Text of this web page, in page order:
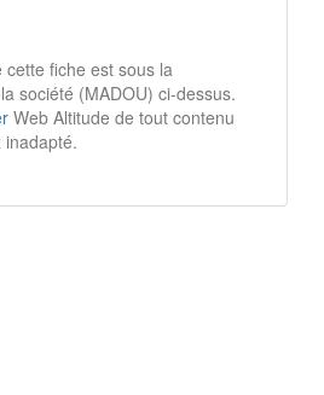
cette fiche est sous la
société (MADOU) ci-dessus.
Web Altitude de tout contenu
inadapté.